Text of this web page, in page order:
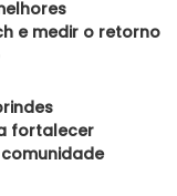
e medir o retorno
fortalecer